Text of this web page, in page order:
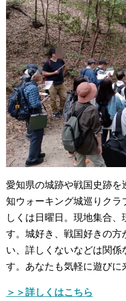
愛知県の城跡や戦国史跡を
知ウォーキング城巡りクラ
しくは日曜日。現地集合
す。城好き、戦国好きの方
い、詳しくないなどは関
す。あなたも気軽に遊びに
＞＞詳しくはこちら